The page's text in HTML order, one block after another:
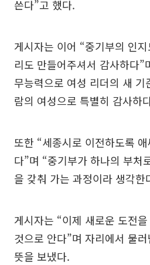
쓴다”고 했다.
게시자는 이어 “중기부의 인
리도 만들어주셔서 감사하다”
무능력으로 여성 리더의 새
람의 여성으로 특별히 감사하
또한 “세종시로 이전하도록
다”며 “중기부가 하나의 부처
을 갖춰 가는 과정이라 생각한
게시자는 “이제 새로운 도전
것으로 안다”며 자리에서 물
뜻을 보냈다.